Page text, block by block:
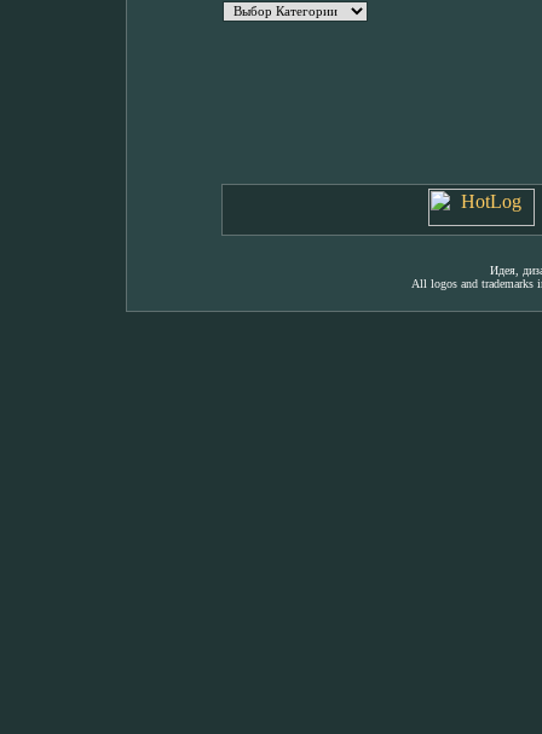
Идея,
All logos and trademarks